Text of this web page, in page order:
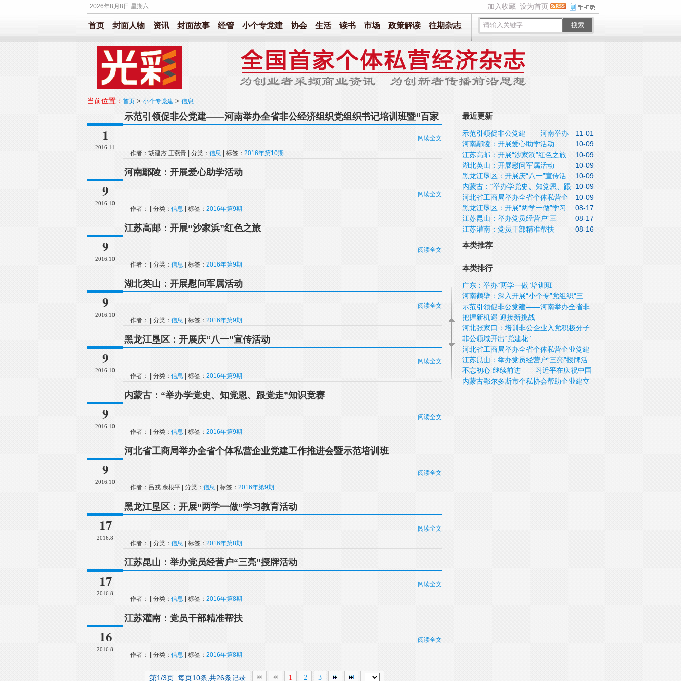
2026年8月8日 星期六 加入收藏 设为首页
搜索
首页 封面人物 资讯 封面故事 经管 小个专党建 协会 生活 读书 市场 政策解读 往期杂志
当前位置： 首页 > 小个专党建 > 信息
1
2016.11
示范引领促非公党建——河南举办全省非公经济组织党组织书记培训班暨“百家
阅读全文
作者：胡建杰 王燕青 | 分类： 信息 | 标签： 2016年第10期
9
2016.10
河南鄢陵：开展爱心助学活动
阅读全文
作者： | 分类： 信息 | 标签： 2016年第9期
9
2016.10
江苏高邮：开展“沙家浜”红色之旅
阅读全文
作者： | 分类： 信息 | 标签： 2016年第9期
9
2016.10
湖北英山：开展慰问军属活动
阅读全文
作者： | 分类： 信息 | 标签： 2016年第9期
9
2016.10
黑龙江垦区：开展庆“八一”宣传活动
阅读全文
作者： | 分类： 信息 | 标签： 2016年第9期
9
2016.10
内蒙古：“举办学党史、知党恩、跟党走”知识竞赛
阅读全文
作者： | 分类： 信息 | 标签： 2016年第9期
9
2016.10
河北省工商局举办全省个体私营企业党建工作推进会暨示范培训班
阅读全文
作者：吕戎 余根平 | 分类： 信息 | 标签： 2016年第9期
17
2016.8
黑龙江垦区：开展“两学一做”学习教育活动
阅读全文
作者： | 分类： 信息 | 标签： 2016年第8期
17
2016.8
江苏昆山：举办党员经营户“三亮”授牌活动
阅读全文
作者： | 分类： 信息 | 标签： 2016年第8期
16
2016.8
江苏灌南：党员干部精准帮扶
阅读全文
作者： | 分类： 信息 | 标签： 2016年第8期
第1/3页 每页10条,共26条记录 1 2 3
最近更新
11-01
示范引领促非公党建——河南举办
全省非公经济组织党组织书记培训班暨“百
家民企进圆方”非公党建现场会
10-09
河南鄢陵：开展爱心助学活动
10-09
江苏高邮：开展“沙家浜”红色之旅
10-09
湖北英山：开展慰问军属活动
10-09
黑龙江垦区：开展庆“八一”宣传活
动 10-09
内蒙古：“举办学党史、知党恩、跟
党走”知识竞赛 10-09
河北省工商局举办全省个体私营企
业党建工作推进会暨示范培训班 08-17
黑龙江垦区：开展“两学一做”学习
教育活动 08-17
江苏昆山：举办党员经营户“三
亮”授牌活动 08-16
江苏灌南：党员干部精准帮扶
本类推荐
本类排行
广东：举办“两学一做”培训班
河南鹤壁：深入开展“小个专”党组织“三
亮”活动
示范引领促非公党建——河南举办全省非
公经济组织党组织书记培训班暨“百家民企
进圆方”非公党建现场会
把握新机遇 迎接新挑战
河北张家口：培训非公企业入党积极分子
非公领域开出“党建花”
河北省工商局举办全省个体私营企业党建
工作推进会暨示范培训班
江苏昆山：举办党员经营户“三亮”授牌活
动
不忘初心 继续前进——习近平在庆祝中国
共产党成立95周年大会上的讲话（节选）
内蒙古鄂尔多斯市个私协会帮助企业建立